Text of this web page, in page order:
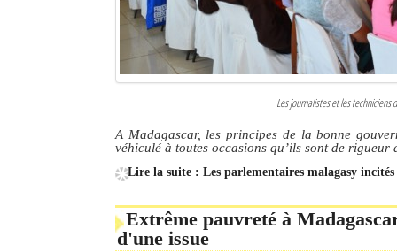
Les journalistes et les
A Madagascar, les principes de la bonne
véhiculé à toutes occasions qu’ils sont de
Lire la suite : Les parlementaires malagasy
Extrême pauvreté à
d'une issue